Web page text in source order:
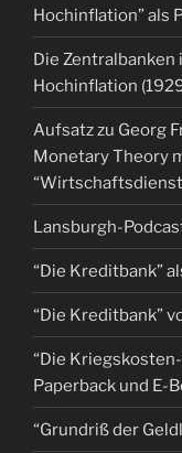
Hochinflation” als
Die
Hochinflation
Aufsatz zu Georg
Monetary Theory
Lansburgh-
“Die Kreditbank”
“Die Kreditbank”
“Die
Paperback und E-
“Grundriß der